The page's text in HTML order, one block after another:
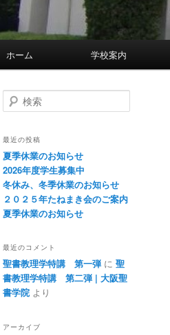
ホーム 学校案内
検
索
最近の投稿
夏季休業のお知らせ
2026年度学生募集中
冬休み、冬季休業のお知らせ
２０２５年たねまき会のご案内
夏季休業のお知らせ
最近のコメント
聖書教理学特講 第一弾 に 聖
書教理学特講 第二弾 | 大阪聖
書学院 より
アーカイブ